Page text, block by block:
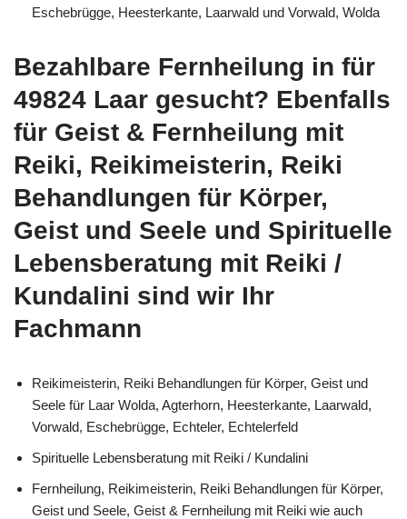
Eschebrügge, Heesterkante, Laarwald und Vorwald, Wolda
Bezahlbare Fernheilung in für
49824 Laar gesucht? Ebenfalls
für Geist & Fernheilung mit
Reiki, Reikimeisterin, Reiki
Behandlungen für Körper,
Geist und Seele und Spirituelle
Lebensberatung mit Reiki /
Kundalini sind wir Ihr
Fachmann
Reikimeisterin, Reiki Behandlungen für Körper, Geist und
Seele für Laar Wolda, Agterhorn, Heesterkante, Laarwald,
Vorwald, Eschebrügge, Echteler, Echtelerfeld
Spirituelle Lebensberatung mit Reiki / Kundalini
Fernheilung, Reikimeisterin, Reiki Behandlungen für Körper,
Geist und Seele, Geist & Fernheilung mit Reiki wie auch